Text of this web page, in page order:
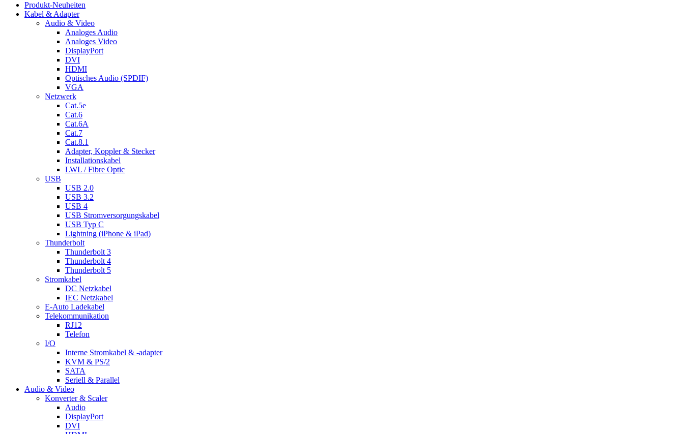
Produkt-Neuheiten
Kabel & Adapter
Audio & Video
Analoges Audio
Analoges Video
DisplayPort
DVI
HDMI
Optisches Audio (SPDIF)
VGA
Netzwerk
Cat.5e
Cat.6
Cat.6A
Cat.7
Cat.8.1
Adapter, Koppler & Stecker
Installationskabel
LWL / Fibre Optic
USB
USB 2.0
USB 3.2
USB 4
USB Stromversorgungskabel
USB Typ C
Lightning (iPhone & iPad)
Thunderbolt
Thunderbolt 3
Thunderbolt 4
Thunderbolt 5
Stromkabel
DC Netzkabel
IEC Netzkabel
E-Auto Ladekabel
Telekommunikation
RJ12
Telefon
I/O
Interne Stromkabel & -adapter
KVM & PS/2
SATA
Seriell & Parallel
Audio & Video
Konverter & Scaler
Audio
DisplayPort
DVI